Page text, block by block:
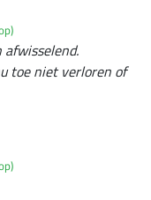
afwisselend.
toe niet verloren of